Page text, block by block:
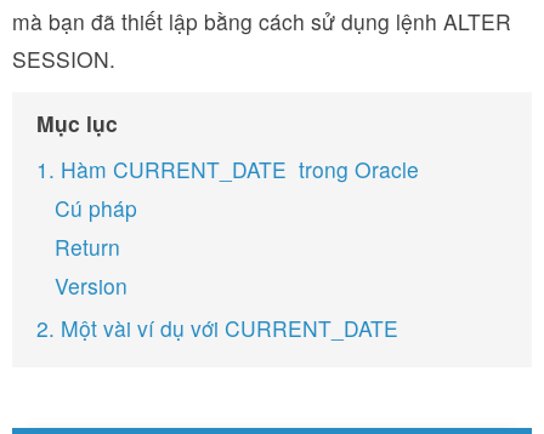
mà bạn đã thiết lập bằng cách sử dụng lệnh ALTER
SESSION.
Mục lục
1. Hàm CURRENT_DATE trong Oracle
Cú pháp
Return
Version
2. Một vài ví dụ với CURRENT_DATE